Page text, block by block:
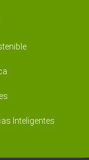
Inteligentes